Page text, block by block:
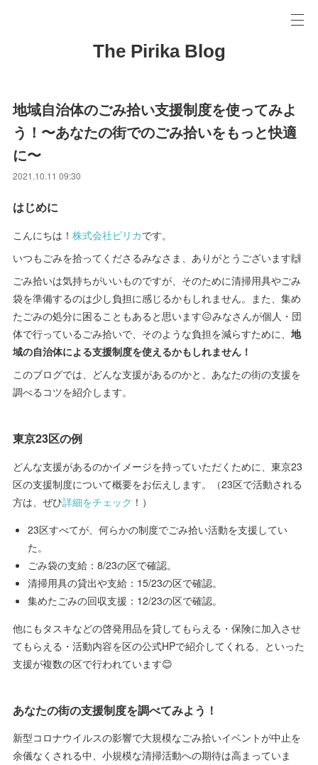
The Pirika Blog
地域自治体のごみ拾い支援制度を使ってみよ
う！〜あなたの街でのごみ拾いをもっと快適
に〜
2021.10.11 09:30
はじめに
こんにちは！株式会社ピリカです。
いつもごみを拾ってくださるみなさま、ありがとうございます🙌
ごみ拾いは気持ちがいいものですが、そのために清掃用具やごみ
袋を準備するのは少し負担に感じるかもしれません。また、集め
たごみの処分に困ることもあると思います😖みなさんが個人・団
体で行っているごみ拾いで、そのような負担を減らすために、地
域の自治体による支援制度を使えるかもしれません！
このブログでは、どんな支援があるのかと、あなたの街の支援を
調べるコツを紹介します。
東京23区の例
どんな支援があるのかイメージを持っていただくために、東京23
区の支援制度について概要をお伝えします。（23区で活動される
方は、ぜひ詳細をチェック ！）
23区すべてが、何らかの制度でごみ拾い活動を支援してい
た。
ごみ袋の支給：8/23の区で確認。
清掃用具の貸出や支給：15/23の区で確認。
集めたごみの回収支援：12/23の区で確認。
他にもタスキなどの啓発用品を貸してもらえる・保険に加入させ
てもらえる・活動内容を区の公式HPで紹介してくれる、といった
支援が複数の区で行われています😊
あなたの街の支援制度を調べてみよう！
新型コロナウイルスの影響で大規模なごみ拾いイベントが中止を
余儀なくされる中、小規模な清掃活動への期待は高まっていま